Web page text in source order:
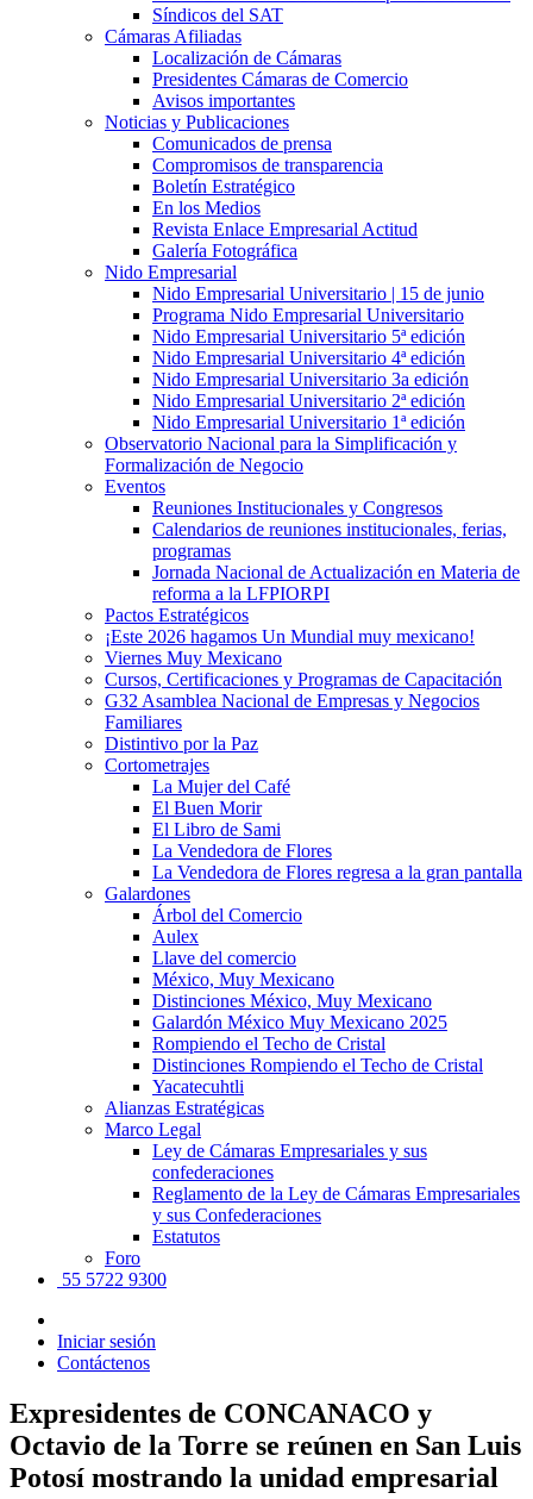
Síndicos del SAT
Cámaras Afiliadas
Localización de Cámaras
Presidentes Cámaras de Comercio
Avisos importantes
Noticias y Publicaciones
Comunicados de prensa
Compromisos de transparencia
Boletín Estratégico
En los Medios
Revista Enlace Empresarial Actitud
Galería Fotográfica
Nido Empresarial
Nido Empresarial Universitario | 15 de junio
Programa Nido Empresarial Universitario
Nido Empresarial Universitario 5ª edición
Nido Empresarial Universitario 4ª edición
Nido Empresarial Universitario 3a edición
Nido Empresarial Universitario 2ª edición
Nido Empresarial Universitario 1ª edición
Observatorio Nacional para la Simplificación y
Formalización de Negocio
Eventos
Reuniones Institucionales y Congresos
Calendarios de reuniones institucionales, ferias,
programas
Jornada Nacional de Actualización en Materia de
reforma a la LFPIORPI
Pactos Estratégicos
¡Este 2026 hagamos Un Mundial muy mexicano!
Viernes Muy Mexicano
Cursos, Certificaciones y Programas de Capacitación
G32 Asamblea Nacional de Empresas y Negocios
Familiares
Distintivo por la Paz
Cortometrajes
La Mujer del Café
El Buen Morir
El Libro de Sami
La Vendedora de Flores
La Vendedora de Flores regresa a la gran pantalla
Galardones
Árbol del Comercio
Aulex
Llave del comercio
México, Muy Mexicano
Distinciones México, Muy Mexicano
Galardón México Muy Mexicano 2025
Rompiendo el Techo de Cristal
Distinciones Rompiendo el Techo de Cristal
Yacatecuhtli
Alianzas Estratégicas
Marco Legal
Ley de Cámaras Empresariales y sus
confederaciones
Reglamento de la Ley de Cámaras Empresariales
y sus Confederaciones
Estatutos
Foro
55 5722 9300
Iniciar sesión
Contáctenos
Expresidentes de CONCANACO y
Octavio de la Torre se reúnen en San Luis
Potosí mostrando la unidad empresarial